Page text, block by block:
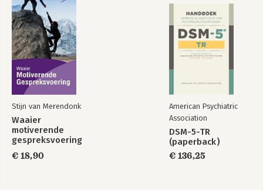
Stijn van Merendonk
Waaier
motiverende
gespreksvoering
€ 18,90
American Psychiatric
Association
DSM-5-TR
(paperback)
€ 136,25